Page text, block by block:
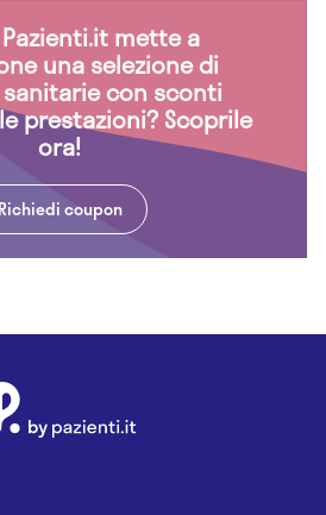
mette a
una selezione di
con sconti
prestazioni? Scoprile
ora!
Richiedi coupon